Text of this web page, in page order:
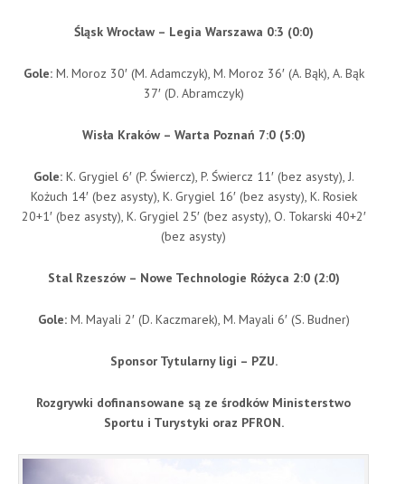
Śląsk Wrocław – Legia Warszawa 0:3 (0:0)
Gole:M. Moroz 30′ (M. Adamczyk), M. Moroz 36′ (A. Bąk), A. Bąk
37′ (D. Abramczyk)
Wisła Kraków – Warta Poznań 7:0 (5:0)
Gole:K. Grygiel 6′ (P. Świercz), P. Świercz 11′ (bez asysty), J.
Kożuch 14′ (bez asysty), K. Grygiel 16′ (bez asysty), K. Rosiek
20+1′ (bez asysty), K. Grygiel 25′ (bez asysty), O. Tokarski 40+2′
(bez asysty)
Stal Rzeszów – Nowe Technologie Różyca 2:0 (2:0)
Gole:M. Mayali 2′ (D. Kaczmarek), M. Mayali 6′ (S. Budner)
Sponsor Tytularny ligi – PZU.
Rozgrywki dofinansowane są ze środków Ministerstwo
Sportu i Turystyki oraz PFRON.